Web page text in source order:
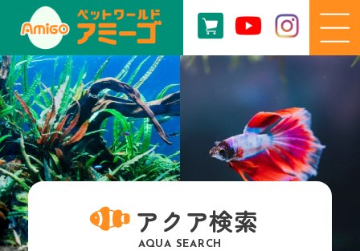
アクア検索
AQUA SEARCH